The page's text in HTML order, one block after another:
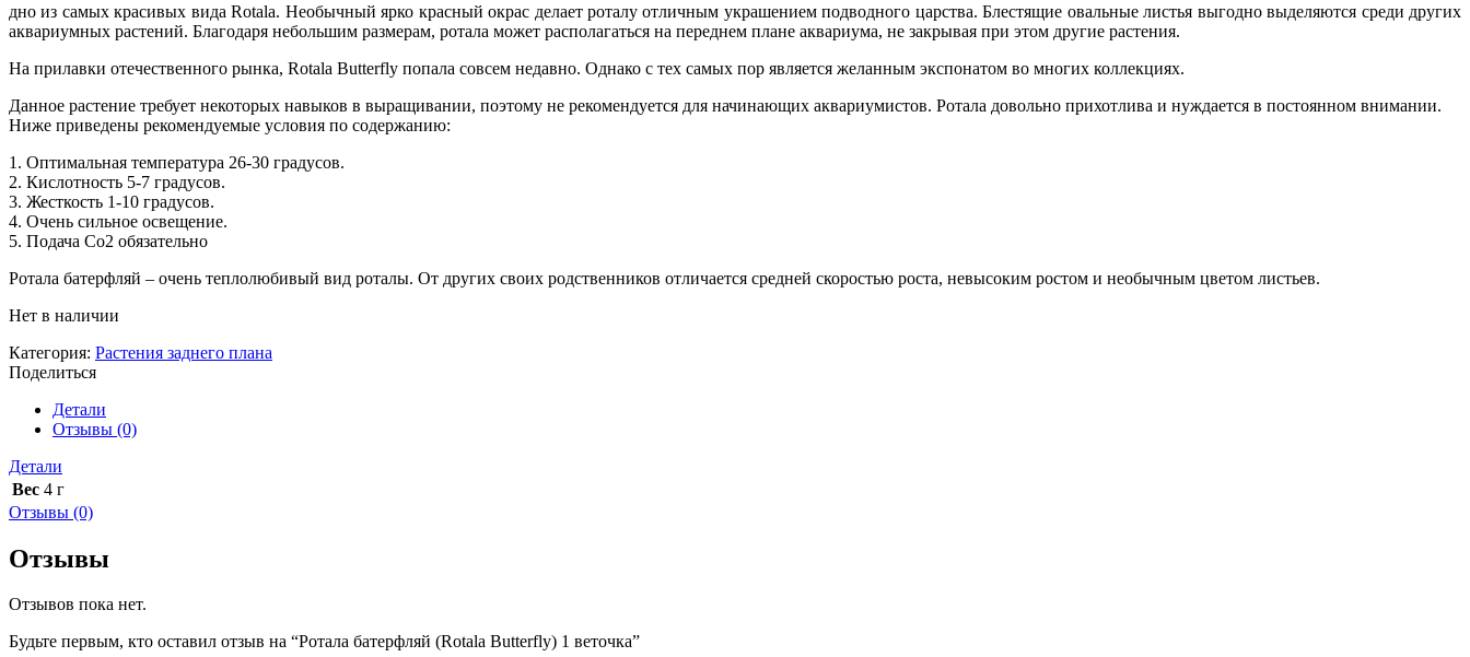
дно из самых красивых вида Rotala. Необычный ярко красный окрас делает роталу отличным украшением подводного царства. Блестящие овальные листья выгодно выделяются среди других
аквариумных растений. Благодаря небольшим размерам, ротала может располагаться на переднем плане аквариума, не закрывая при этом другие растения.
На прилавки отечественного рынка, Rotala Butterfly попала совсем недавно. Однако с тех самых пор является желанным экспонатом во многих коллекциях.
Данное растение требует некоторых навыков в выращивании, поэтому не рекомендуется для начинающих аквариумистов. Ротала довольно прихотлива и нуждается в постоянном внимании.
Ниже приведены рекомендуемые условия по содержанию:
1. Оптимальная температура 26-30 градусов.
2. Кислотность 5-7 градусов.
3. Жесткость 1-10 градусов.
4. Очень сильное освещение.
5. Подача Со2 обязательно
Ротала батерфляй – очень теплолюбивый вид роталы. От других своих родственников отличается средней скоростью роста, невысоким ростом и необычным цветом листьев.
Нет в наличии
Категория: Растения заднего плана
Поделиться
Детали
Отзывы (0)
Детали
Вес 4 г
Отзывы (0)
Отзывы
Отзывов пока нет.
Будьте первым, кто оставил отзыв на “Ротала батерфляй (Rotala Butterfly) 1 веточка”